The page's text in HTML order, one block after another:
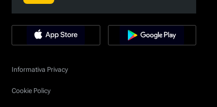
Informativa Privacy
Cookie Policy